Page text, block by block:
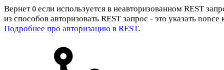
Вернет 0 если используется в неавторизованном REST
из способов авторизовать REST запрос - это указать nonce
Подробнее про авторизацию в REST.